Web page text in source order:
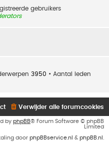
gebruikers
3950 • Aantal leden
Verwijder alle forumcookies
by phpBB® Forum Software © phpBB
Limited
door phpBBservice.nl & phpBB.nl